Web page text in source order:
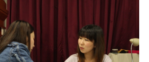
ダイアリー